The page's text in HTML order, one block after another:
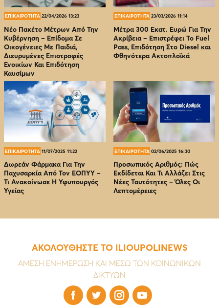
ΕΠΙΚΑΙΡΟΤΗΤΑ 22/04/2026 13:23
Νέο Πακέτο Μέτρων Από Την
Κυβέρνηση – Επίδομα Σε
Οικογένειες Με Παιδιά,
Διευρυμένες Επιστροφές
Ενοικίων Και Επιδότηση
Καυσίμων
ΕΠΙΚΑΙΡΟΤΗΤΑ 23/03/2026 11:14
Μέτρα 300 Εκατ. Ευρώ Για Την
Ακρίβεια – Επιστρέφει Το Fuel
Pass, Επιδότηση Στο Diesel και
Φθηνότερα Ακτοπλοϊκά
ΕΠΙΚΑΙΡΟΤΗΤΑ 11/07/2025 11:22
Δωρεάν Φάρμακα Για Την
Παχυσαρκία Από Τον EOΠΥΥ –
Τι Ανακοίνωσε Η Υφυπουργός
Υγείας
ΕΠΙΚΑΙΡΟΤΗΤΑ 02/06/2025 16:30
Προσωπικός Αριθμός: Πώς
Εκδίδεται Και Τι Αλλάζει Στις
Νέες Ταυτότητες – Όλες Οι
Λεπτομέρειες
ΑΚΟΛΟΥΘΗΣΤΕ ΤΟ ILIOUPOLINEWS
ΑΜΕΣΗ ΕΝΗΜΕΡΩΣΗ ΚΑΙ ΜΕΣΩ ΤΩΝ ΚΟΙΝΩΝΙΚΩΝ
ΔΙΚΤΥΩΝ
   